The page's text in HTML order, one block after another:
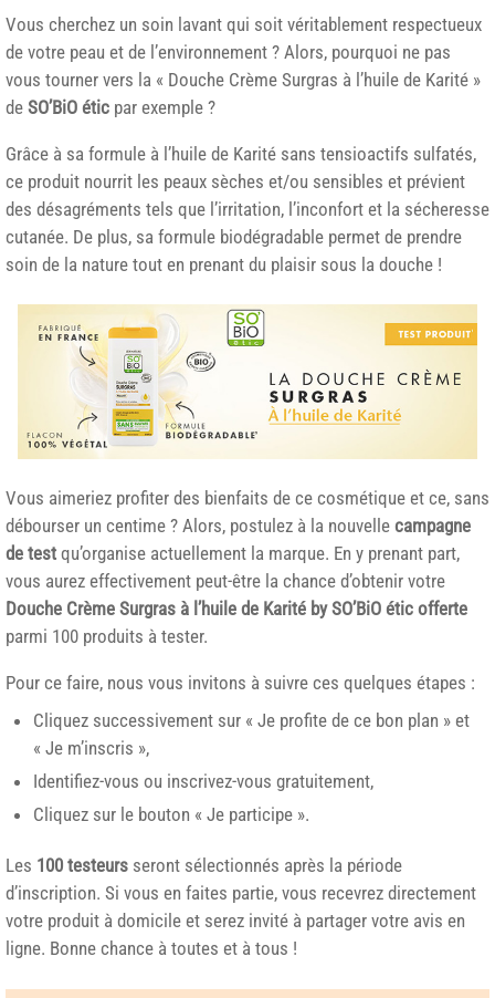
Vous cherchez un soin lavant qui soit véritablement respectueux
de votre peau et de l’environnement ? Alors, pourquoi ne pas
vous tourner vers la « Douche Crème Surgras à l’huile de Karité »
de SO’BiO étic par exemple ?
Grâce à sa formule à l’huile de Karité sans tensioactifs sulfatés,
ce produit nourrit les peaux sèches et/ou sensibles et prévient
des désagréments tels que l’irritation, l’inconfort et la sécheresse
cutanée. De plus, sa formule biodégradable permet de prendre
soin de la nature tout en prenant du plaisir sous la douche !
Vous aimeriez profiter des bienfaits de ce cosmétique et ce, sans
débourser un centime ? Alors, postulez à la nouvelle campagne
de test qu’organise actuellement la marque. En y prenant part,
vous aurez effectivement peut-être la chance d’obtenir votre
Douche Crème Surgras à l’huile de Karité by SO’BiO étic offerte
parmi 100 produits à tester.
Pour ce faire, nous vous invitons à suivre ces quelques étapes :
Cliquez successivement sur « Je profite de ce bon plan » et
« Je m’inscris »,
Identifiez-vous ou inscrivez-vous gratuitement,
Cliquez sur le bouton « Je participe ».
Les 100 testeurs seront sélectionnés après la période
d’inscription. Si vous en faites partie, vous recevrez directement
votre produit à domicile et serez invité à partager votre avis en
ligne. Bonne chance à toutes et à tous !